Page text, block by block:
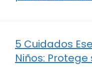
5 Cuidados
Niños: Protege